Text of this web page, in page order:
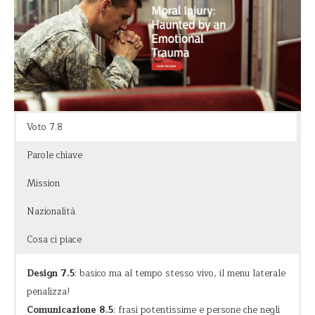
loghi ed immagini potenti che offrono un grande spettacolo
narrativo, al pari di quello di One Drop. Molto bella
lapagina per “sponsorizzare” un bambino bisognoso
nomi e storie èquello di cui ha bisogno un donatore per
vedere il suo impatto(anche se qui assomiglia quasi a un
catalogo).
Voto 7.8
Parole chiave
Mission
Nazionalità
Cosa ci piace
Design 7.5: basico ma al tempo stesso vivo, il menu laterale
penalizza!
Comunicazione 8.5: frasi potentissime e persone che negli